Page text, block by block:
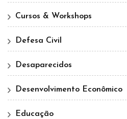
Cursos & Workshops
Defesa Civil
Desaparecidos
Desenvolvimento Econômico
Educação